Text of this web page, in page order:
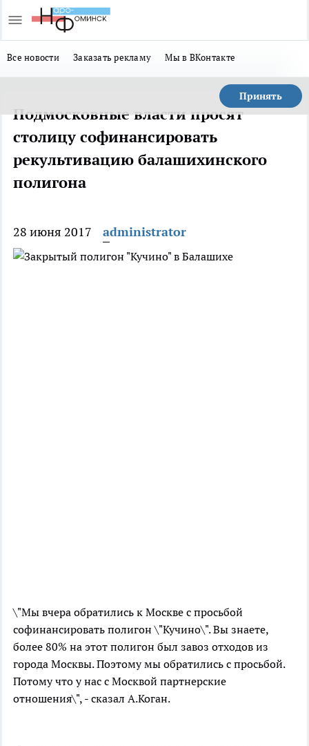
Все новости Заказать рекламу Мы в ВКонтакте
Принять
Подмосковные власти просят
столицу софинансировать
рекультивацию балашихинского
полигона
28 июня 2017 administrator
\"Мы вчера обратились к Москве с просьбой
софинансировать полигон \"Кучино\". Вы знаете,
более 80% на этот полигон был завоз отходов из
города Москвы. Поэтому мы обратились с просьбой.
Потому что у нас с Москвой партнерские
отношения\", - сказал А.Коган.